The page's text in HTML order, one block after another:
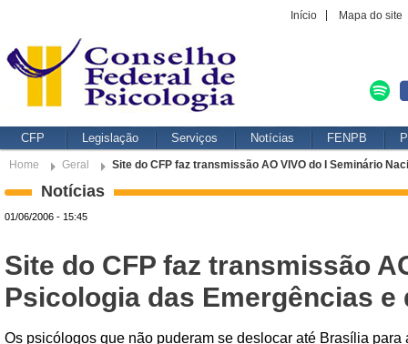
Início Mapa do site
CFP Legislação Serviços Notícias FENPB
Home Geral Site do CFP faz transmissão AO VIVO do I Seminário
Notícias
01/06/2006 - 15:45
Site do CFP faz transmissão
Psicologia das Emergências e
Os psicólogos que não puderam se deslocar até Brasília